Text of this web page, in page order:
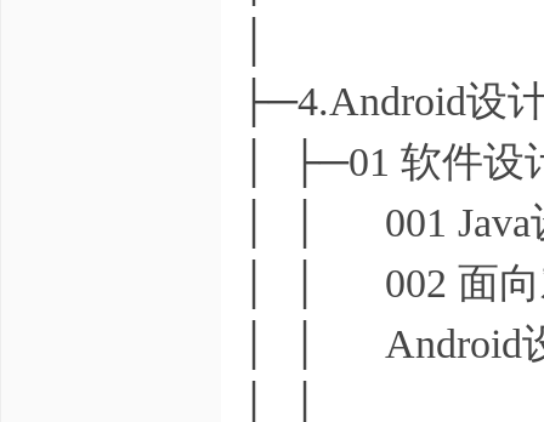
├─4.Android设
│ ├─01 软件设
│ │ 001 Java
│ │ 002 面向
│ │ Android设